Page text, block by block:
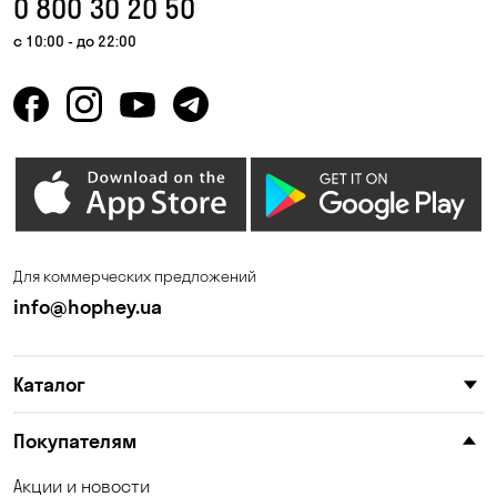
Гостомель
Зазимье Запорожье
Каменные Потоки
Клинцы
Корсунцы
0 800 30 20 50
с 10:00 - до 22:00
Для коммерческих предложений
info@hophey.ua
Каталог
Покупателям
Акции и новости